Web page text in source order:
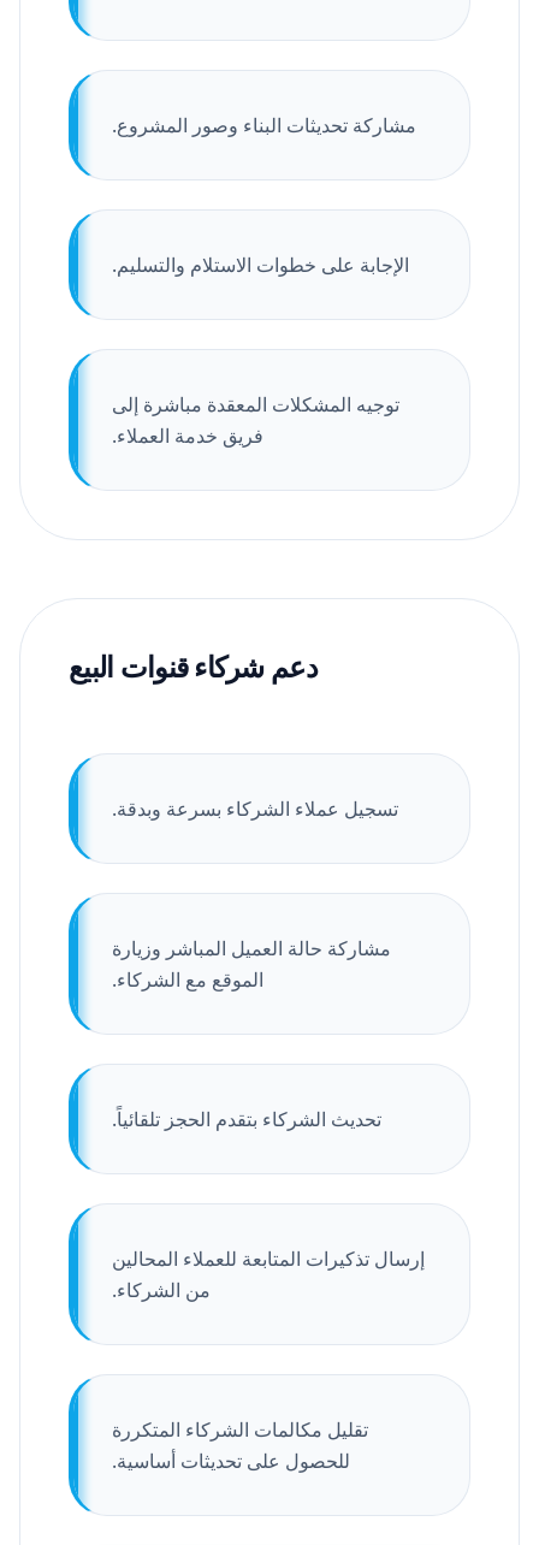
مشاركة تحديثات البناء وصور المشروع.
الإجابة على خطوات الاستلام والتسليم.
توجيه المشكلات المعقدة مباشرة إلى
فريق خدمة العملاء.
دعم شركاء قنوات البيع
تسجيل عملاء الشركاء بسرعة وبدقة.
مشاركة حالة العميل المباشر وزيارة
الموقع مع الشركاء.
تحديث الشركاء بتقدم الحجز تلقائياً.
إرسال تذكيرات المتابعة للعملاء المحالين
من الشركاء.
تقليل مكالمات الشركاء المتكررة
للحصول على تحديثات أساسية.